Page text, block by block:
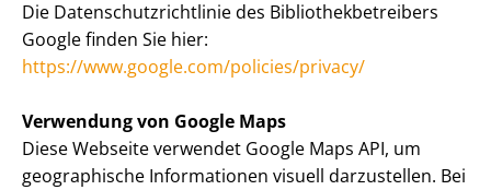
Die Da­ten­schutz­richt­li­nie des Bi­blio­thek­be­trei­bers
Google finden Sie hier:
https://www.google.com/policies/privacy/
Verwendung von Google Maps
Diese Webseite verwendet Google Maps API, um
geographische Informationen visuell darzustellen. Bei